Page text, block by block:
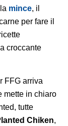
mince, il
per fare il
croccante
FFG arriva
mette in chiaro
tutte
Chiken,